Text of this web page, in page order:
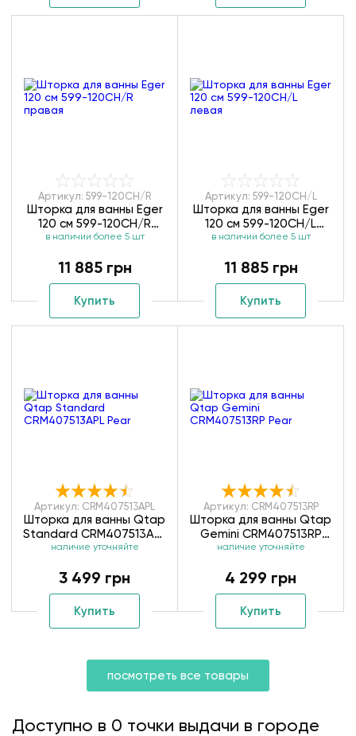
Артикул: 599-120CH/R
Шторка для ванны Eger
120 см 599-120CH/R
правая
в наличии более 5 шт
11 885 грн
Купить
Артикул: 599-120CH/L
Шторка для ванны Eger
120 см 599-120CH/L
левая
в наличии более 5 шт
11 885 грн
Купить
Артикул: CRM407513APL
Шторка для ванны Qtap
Standard CRM407513APL
Pear
наличие уточняйте
3 499 грн
Купить
Артикул: CRM407513RP
Шторка для ванны Qtap
Gemini CRM407513RP
Pear
наличие уточняйте
4 299 грн
Купить
посмотреть все товары
Доступно в 0 точки выдачи в городе